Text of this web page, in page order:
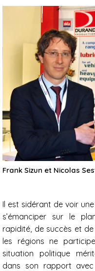
Frank Sizun et Nicolas
Il est sidérant de voir
s’émanciper sur le
rapidité, de succès et
les régions ne
situation politique
dans son rapport